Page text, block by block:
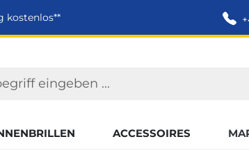
kostenlos**
ACCESSOIRES